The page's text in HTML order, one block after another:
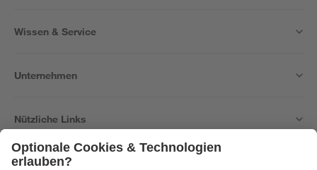
Wissen & Service
Unternehmen
Nützliche Links